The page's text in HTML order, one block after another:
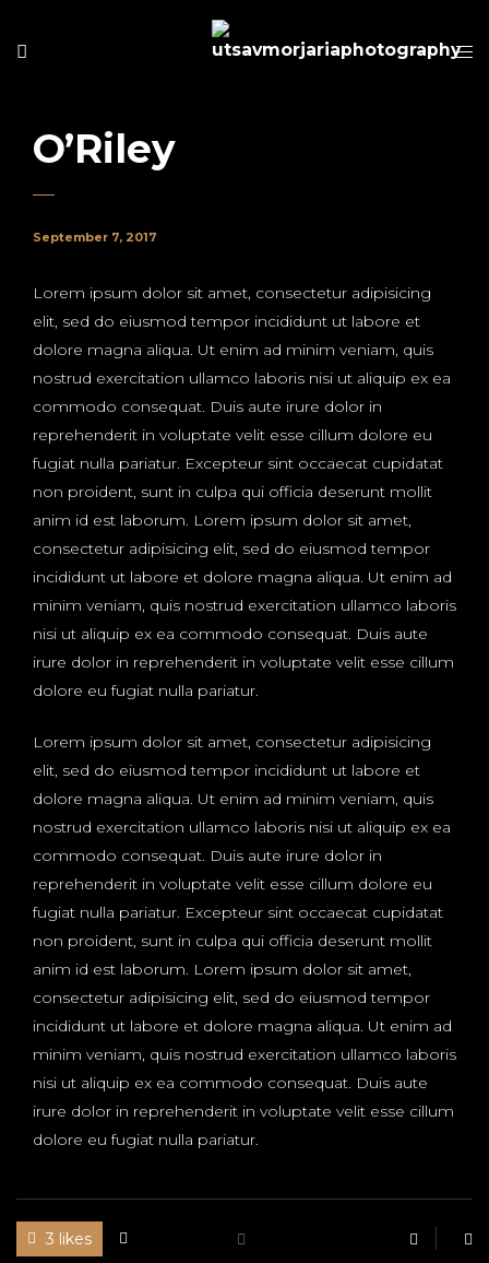
O’Riley
September 7, 2017
Lorem ipsum dolor sit amet, consectetur adipisicing
elit, sed do eiusmod tempor incididunt ut labore et
dolore magna aliqua. Ut enim ad minim veniam, quis
nostrud exercitation ullamco laboris nisi ut aliquip ex ea
commodo consequat. Duis aute irure dolor in
reprehenderit in voluptate velit esse cillum dolore eu
fugiat nulla pariatur. Excepteur sint occaecat cupidatat
non proident, sunt in culpa qui officia deserunt mollit
anim id est laborum. Lorem ipsum dolor sit amet,
consectetur adipisicing elit, sed do eiusmod tempor
incididunt ut labore et dolore magna aliqua. Ut enim ad
minim veniam, quis nostrud exercitation ullamco laboris
nisi ut aliquip ex ea commodo consequat. Duis aute
irure dolor in reprehenderit in voluptate velit esse cillum
dolore eu fugiat nulla pariatur.
Lorem ipsum dolor sit amet, consectetur adipisicing
elit, sed do eiusmod tempor incididunt ut labore et
dolore magna aliqua. Ut enim ad minim veniam, quis
nostrud exercitation ullamco laboris nisi ut aliquip ex ea
commodo consequat. Duis aute irure dolor in
reprehenderit in voluptate velit esse cillum dolore eu
fugiat nulla pariatur. Excepteur sint occaecat cupidatat
non proident, sunt in culpa qui officia deserunt mollit
anim id est laborum. Lorem ipsum dolor sit amet,
consectetur adipisicing elit, sed do eiusmod tempor
incididunt ut labore et dolore magna aliqua. Ut enim ad
minim veniam, quis nostrud exercitation ullamco laboris
nisi ut aliquip ex ea commodo consequat. Duis aute
irure dolor in reprehenderit in voluptate velit esse cillum
dolore eu fugiat nulla pariatur.
3 likes